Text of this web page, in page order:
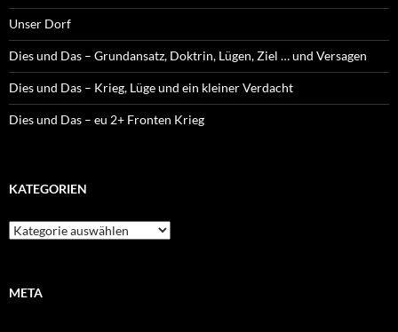
Unser Dorf
Dies und Das – Grundansatz, Doktrin, Lügen, Ziel … und Versagen
Dies und Das – Krieg, Lüge und ein kleiner Verdacht
Dies und Das – eu 2+ Fronten Krieg
KATEGORIEN
K
a
g
META